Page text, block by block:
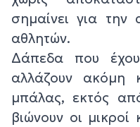
σημαίνει για
αθλητών.
Δάπεδα που
αλλάζουν
μπάλας, εκτός
βιώνουν οι